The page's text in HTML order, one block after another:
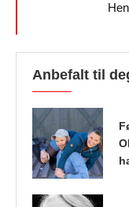
Anbefalt til